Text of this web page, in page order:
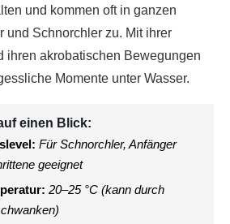
und kommen oft in ganzen
und Schnorchler zu. Mit ihrer
ihren akrobatischen Bewegungen
Momente unter Wasser.
einen Blick:
Für Schnorchler, Anfänger
geeignet
20–25 °C (kann durch